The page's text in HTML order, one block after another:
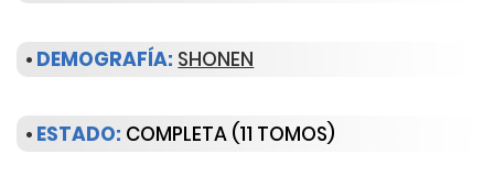
• DEMOGRAFÍA: SHONEN
• ESTADO: COMPLETA (11 TOMOS)